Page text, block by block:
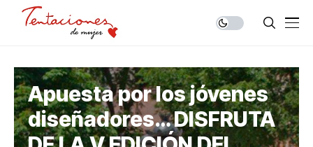
Apuesta por los jóvenes
diseñadores… DISFRUTA